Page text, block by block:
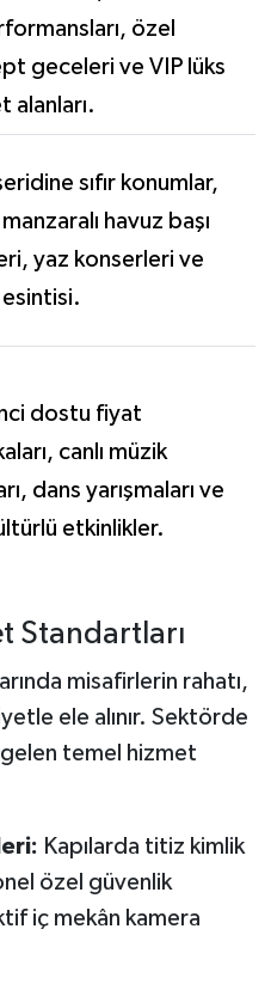
özel
geceleri ve VIP lüks
alanları.
sıfır konumlar,
havuz başı
yaz konserleri ve
dostu fiyat
canlı müzik
dans yarışmaları ve
etkinlikler.
Standartları
misafirlerin rahatı,
ele alınır. Sektörde
temel hizmet
Kapılarda titiz kimlik
özel güvenlik
iç mekân kamera